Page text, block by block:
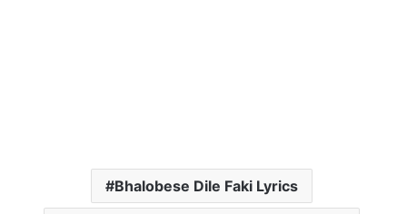
Bhalobese Dile Faki Lyrics